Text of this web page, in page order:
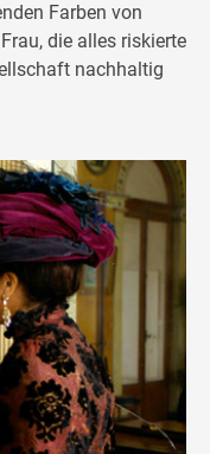
Farben von
die alles riskierte
nachhaltig